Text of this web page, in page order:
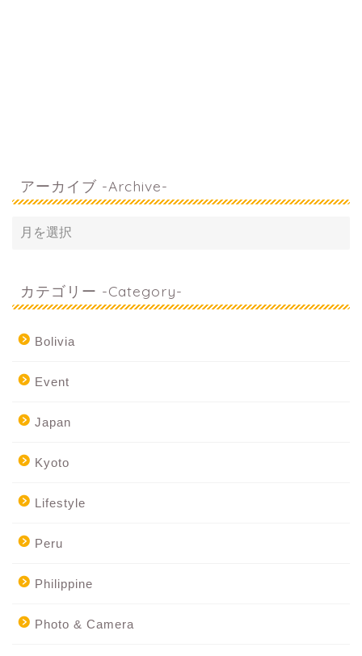
アーカイブ -Archive-
カテゴリー -Category-
Bolivia
Event
Japan
Kyoto
Lifestyle
Peru
Philippine
Photo & Camera